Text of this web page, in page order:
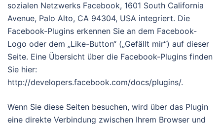
sozialen Netzwerks Facebook, 1601 South California
Avenue, Palo Alto, CA 94304, USA integriert. Die
Facebook-Plugins erkennen Sie an dem Facebook-
Logo oder dem „Like-Button“ („Gefällt mir“) auf dieser
Seite. Eine Übersicht über die Facebook-Plugins finden
Sie hier:
http://developers.facebook.com/docs/plugins/.
Wenn Sie diese Seiten besuchen, wird über das Plugin
eine direkte Verbindung zwischen Ihrem Browser und